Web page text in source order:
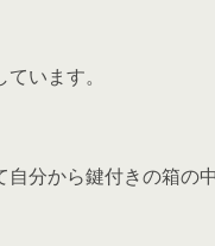
います。
自分から鍵付きの箱の